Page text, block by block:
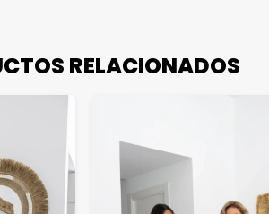
RELACIONADOS